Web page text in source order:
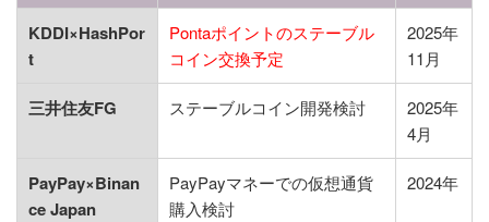
KDDI×HashPor
t
Pontaポイントのステーブル
コイン交換予定
2025年
11月
三井住友FG ステーブルコイン開発検討
2025年
4月
PayPay×Binan
ce Japan
PayPayマネーでの仮想通貨
購入検討
2024年